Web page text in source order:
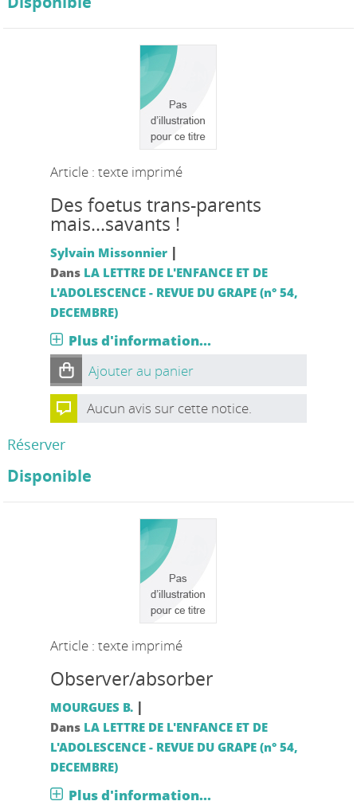
Article : texte imprimé
Des foetus trans-parents
mais...savants !
Sylvain Missonnier |
Dans LA LETTRE DE L'ENFANCE ET DE
L'ADOLESCENCE - REVUE DU GRAPE (n° 54,
DECEMBRE)
Plus d'information...
Ajouter au panier
Aucun avis sur cette notice.
Réserver
Disponible
Article : texte imprimé
Observer/absorber
MOURGUES B. |
Dans LA LETTRE DE L'ENFANCE ET DE
L'ADOLESCENCE - REVUE DU GRAPE (n° 54,
DECEMBRE)
Plus d'information...